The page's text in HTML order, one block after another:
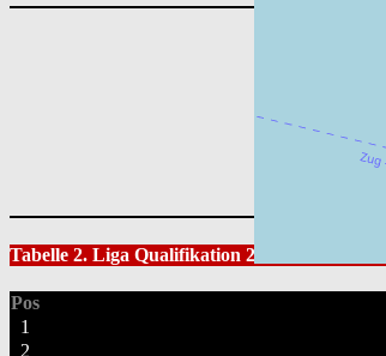
Tabelle 2. Liga Qualifikation 2025/26
Pos
1
2